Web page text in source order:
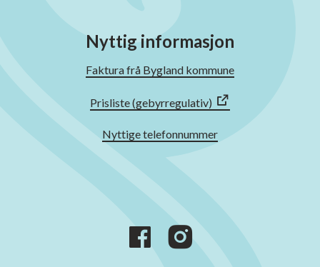
Nyttig informasjon
Faktura frå Bygland kommune
Prisliste (gebyrregulativ)
Nyttige telefonnummer